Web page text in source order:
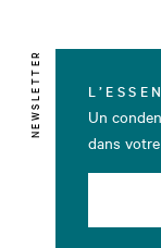
NEWSLETTER
Un
dans